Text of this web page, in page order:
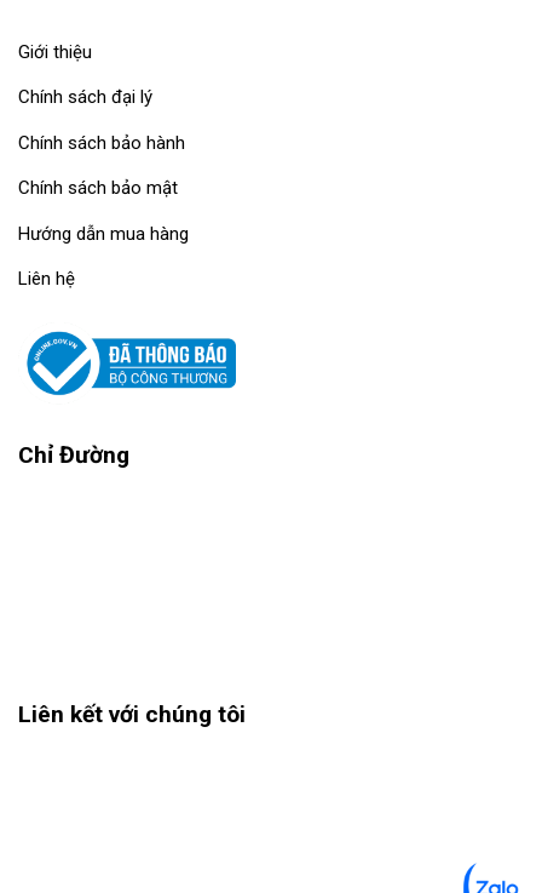
Giới thiệu
Chính sách đại lý
Chính sách bảo hành
Chính sách bảo mật
Hướng dẫn mua hàng
Liên hệ
Chỉ Đường
Liên kết với chúng tôi